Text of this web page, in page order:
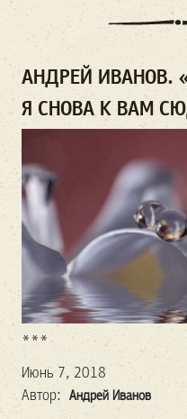
АНДРЕЙ ИВАНОВ.
Я СНОВА К ВАМ
***
Июнь 7, 2018
Автор: Андрей Иванов